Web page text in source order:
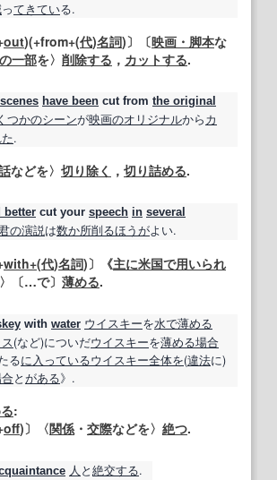
ってきている.
out)(+from+(代)名詞)〕〔映画・脚本な
の一部を〉 削除する ， カットする.
scenes have been cutfrom the original
つかのシーンが映画のオリジナルからカ
.
などを〉 切り除く ， 切り詰める.
better cutyour speech in several
の演説は数か所削るほうがよい.
with+(代)名詞)〕《主に米国で用いられ
〔…で〕 薄める.
with water ウイスキーを水で薄める
(など)についだウイスキーを薄める場合
るに入っているウイスキー全体を(違法に)
とがある》.
:
off)〕〈関係 ・ 交際などを〉 絶つ.
人 と絶交する.